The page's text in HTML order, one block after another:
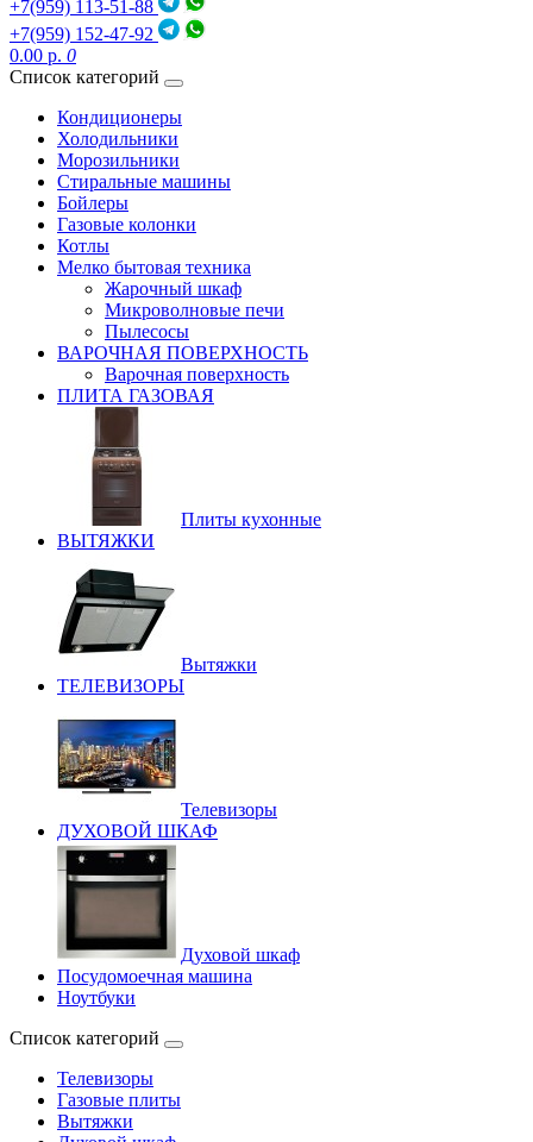
+7(959) 113-51-88
+7(959) 152-47-92
0.00 р. 0
Список категорий
Кондиционеры
Холодильники
Морозильники
Стиральные машины
Бойлеры
Газовые колонки
Котлы
Мелко бытовая техника
Жарочный шкаф
Микроволновые печи
Пылесосы
ВАРОЧНАЯ ПОВЕРХНОСТЬ
Варочная поверхность
ПЛИТА ГАЗОВАЯ
Плиты кухонные
ВЫТЯЖКИ
Вытяжки
ТЕЛЕВИЗОРЫ
Телевизоры
ДУХОВОЙ ШКАФ
Духовой шкаф
Посудомоечная машина
Ноутбуки
Список категорий
Телевизоры
Газовые плиты
Вытяжки